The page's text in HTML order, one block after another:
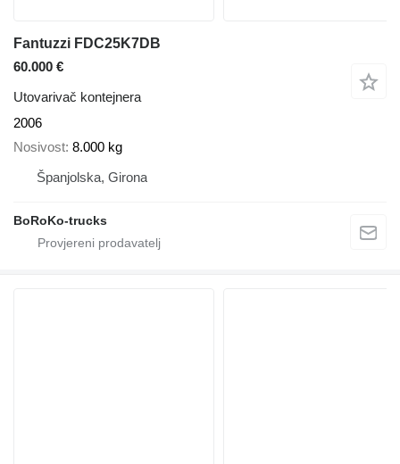
Fantuzzi FDC25K7DB
60.000 €
Utovarivač kontejnera
2006
Nosivost 8.000 kg
Španjolska, Girona
BoRoKo-trucks